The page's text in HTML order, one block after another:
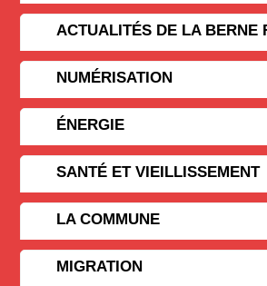
ACTUALITÉS DE LA BERNE
NUMÉRISATION
ÉNERGIE
SANTÉ ET VIEILLISSEMENT
LA COMMUNE
MIGRATION